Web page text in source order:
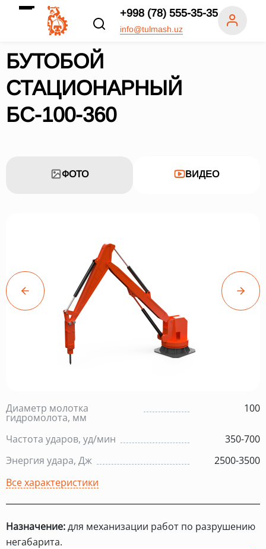
+998 (78) 555-35-35
info@tulmash.uz
БУТОБОЙ
СТАЦИОНАРНЫЙ
БС-100-360
ФОТО ВИДЕО
Диаметр молотка
гидромолота, мм
100
Частота ударов, уд/мин
350-700
Энергия удара, Дж
2500-3500
Все характеристики
Назначение:для механизации работ по разрушению
негабарита.